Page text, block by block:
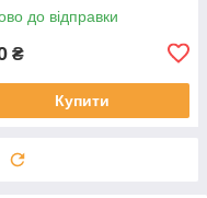
до відправки
₴
Купити